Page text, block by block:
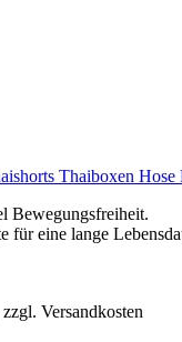
Thaiboxen
Bewegungsfreiheit.
für eine lange
Versandkosten